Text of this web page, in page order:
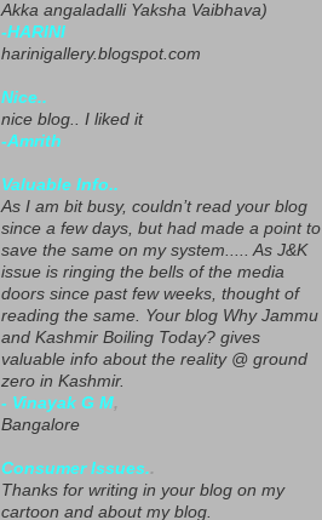
Akka angaladalli Yaksha Vaibhava)
-HARINI
harinigallery.blogspot.com
Nice..
nice blog.. I liked it
-Amrith
Valuable Info..
As I am bit busy, couldn’t read your blog
since a few days, but had made a point to
save the same on my system..... As J&K
issue is ringing the bells of the media
doors since past few weeks, thought of
reading the same. Your blog Why Jammu
and Kashmir Boiling Today? gives
valuable info about the reality @ ground
zero in Kashmir.
- Vinayak G M,
Bangalore
Consumer Issues..
Thanks for writing in your blog on my
cartoon and about my blog.